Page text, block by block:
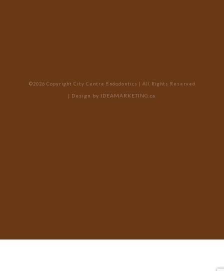
©2026 Copyright City Centre Endodontics | All Rights Reserved
| Design by IDEAMARKETING.ca